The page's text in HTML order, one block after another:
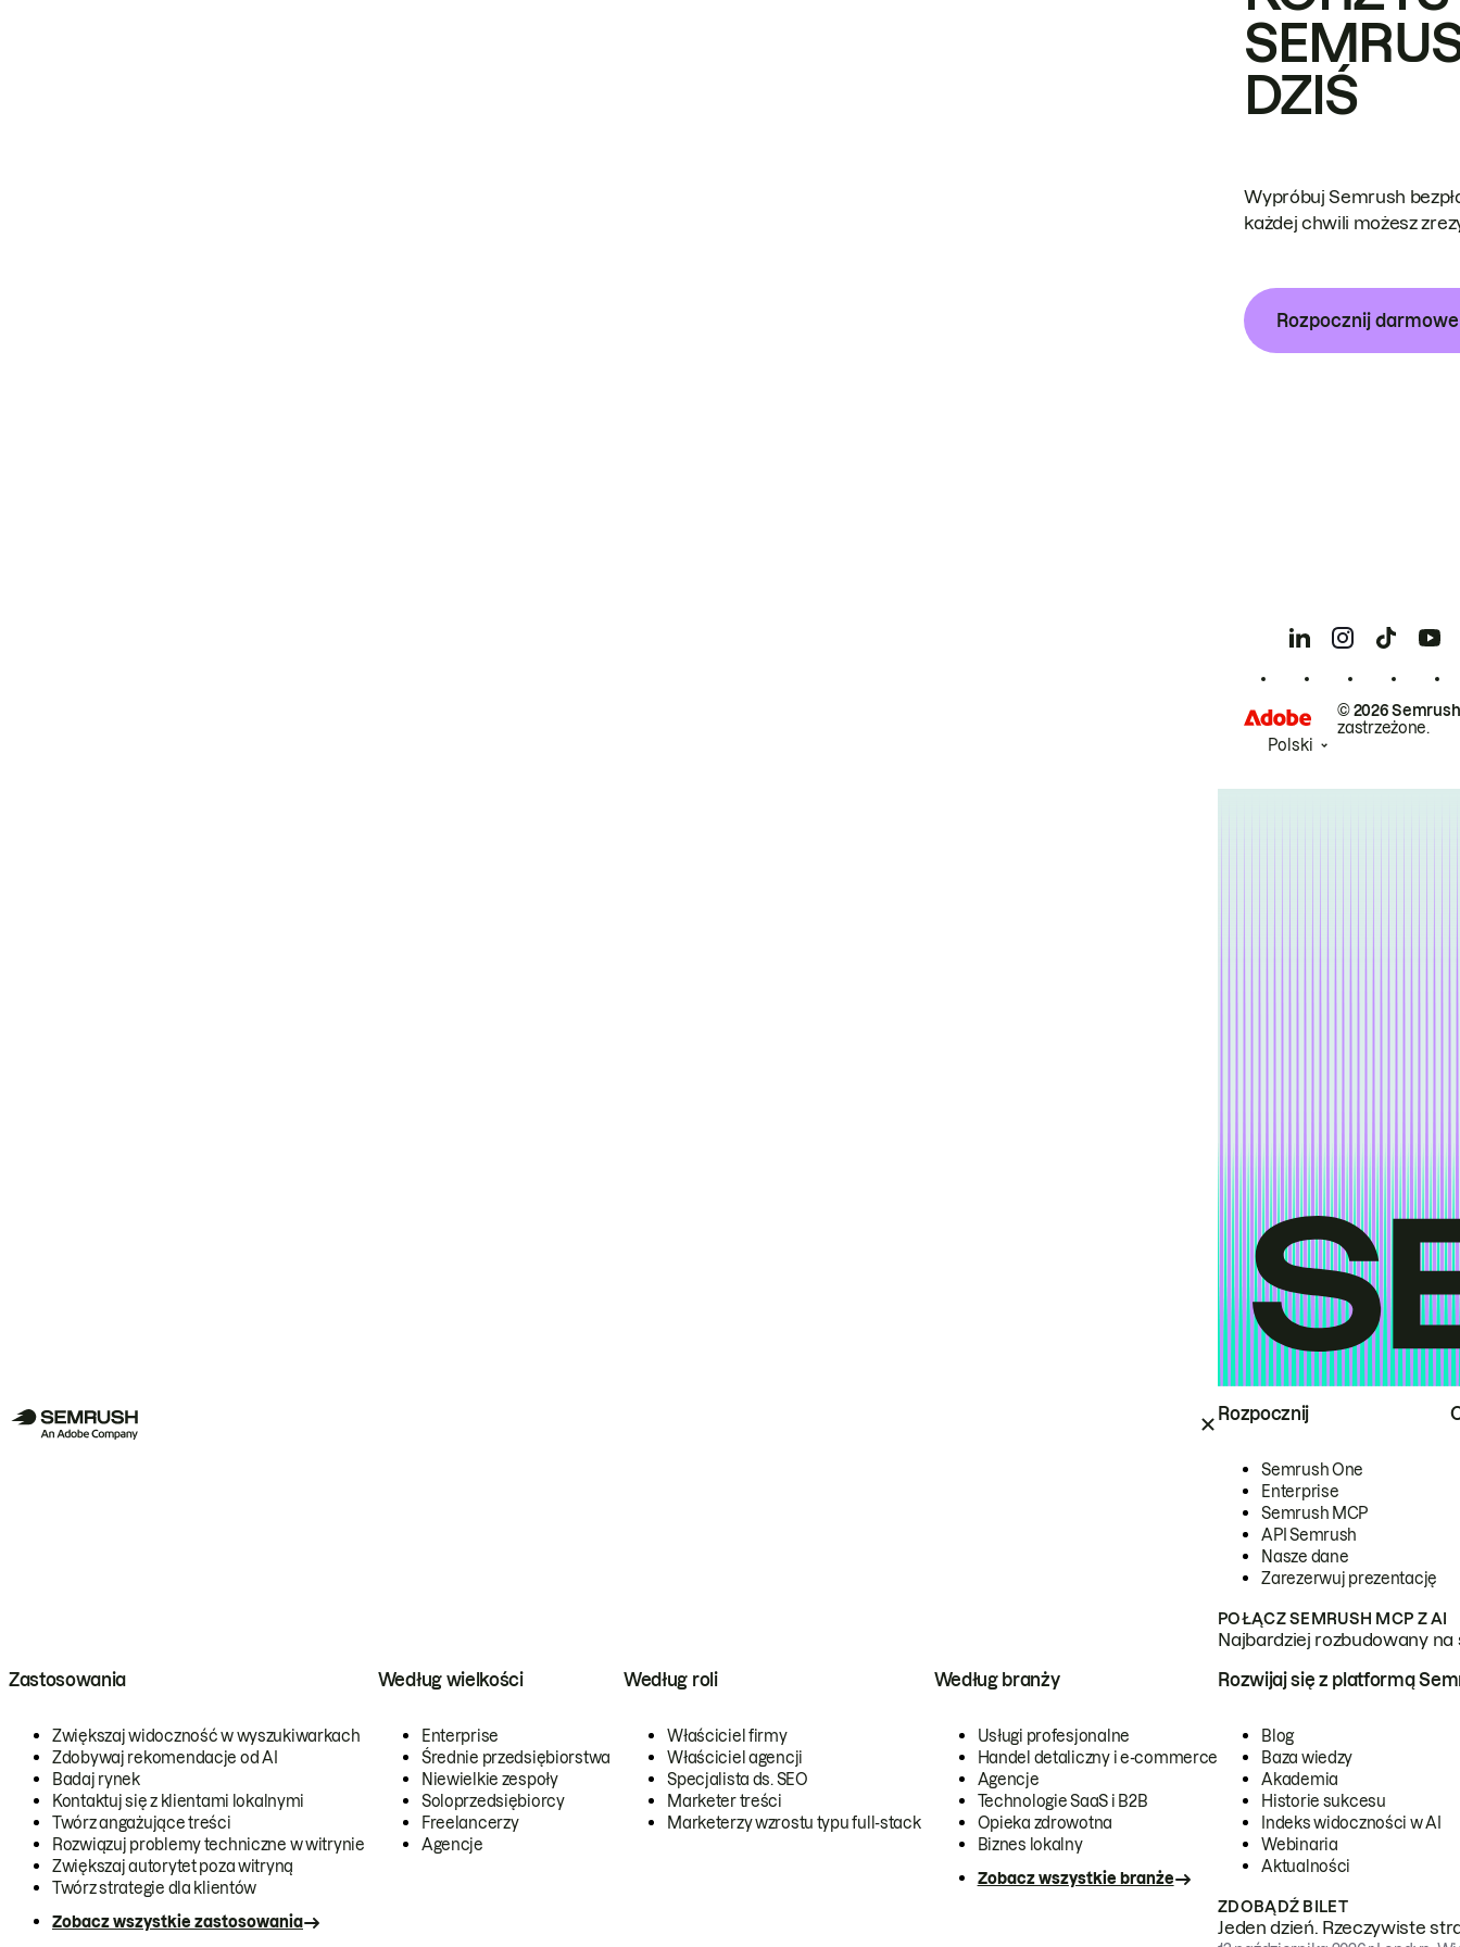
Rozpocznij
Semrush One
Enterprise
Semrush MCP
API Semrush
Nasze dane
Zarezerwuj prezentację
POŁĄCZ SEMRUSH MCP Z AI
Najbardziej rozbudowany
Zastosowania
Zwiększaj widoczność w wyszukiwarkach
Zdobywaj rekomendacje od AI
Badaj rynek
Kontaktuj się z klientami lokalnymi
Twórz angażujące treści
Rozwiązuj problemy techniczne w witrynie
Zwiększaj autorytet poza witryną
Twórz strategie dla klientów
Zobacz wszystkie zastosowania
Według wielkości
Enterprise
Średnie przedsiębiorstwa
Niewielkie zespoły
Soloprzedsiębiorcy
Freelancerzy
Agencje
Według roli
Właściciel firmy
Właściciel agencji
Specjalista ds. SEO
Marketer treści
Marketerzy wzrostu typu full-stack
Według branży
Usługi profesjonalne
Handel detaliczny i e-commerce
Agencje
Technologie SaaS i B2B
Opieka zdrowotna
Biznes lokalny
Zobacz wszystkie branże
Rozwijaj się z platformą
Blog
Baza wiedzy
Akademia
Historie sukcesu
Indeks widoczności w AI
Webinaria
Aktualności
ZDOBĄDŹ BILET
Jeden dzień. Rzeczywiste
DZIŚ
Wypróbuj Semrush
każdej chwili możesz
Rozpocznij
© 2026
zastrzeżone.
Polski